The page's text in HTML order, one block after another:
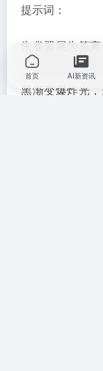
提示词：
朱雀翼展为等
为燃烧的赛博
黑渐变爆炸光，
首页 AI新资讯